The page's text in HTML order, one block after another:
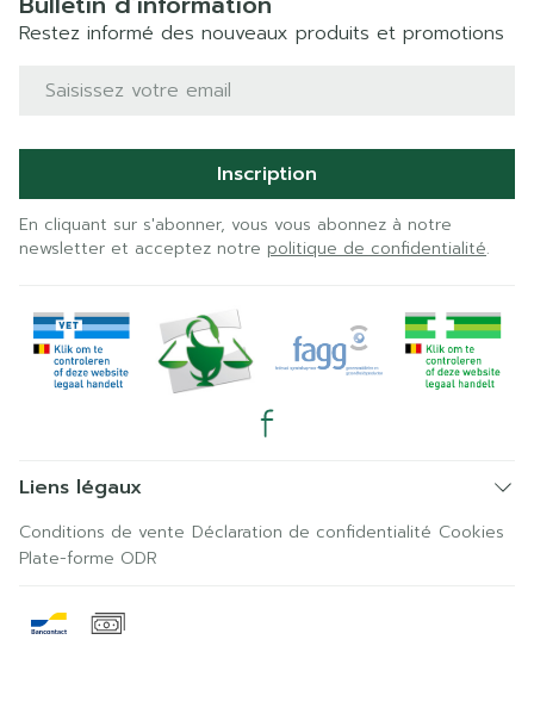
Restez informé des nouveaux produits et promotions
Adresse mail
Inscription
En cliquant sur s'abonner, vous vous abonnez à notre
newsletter et acceptez notre politique de confidentialité.
Liens légaux
Conditions de vente Déclaration de confidentialité Cookies
Plate-forme ODR